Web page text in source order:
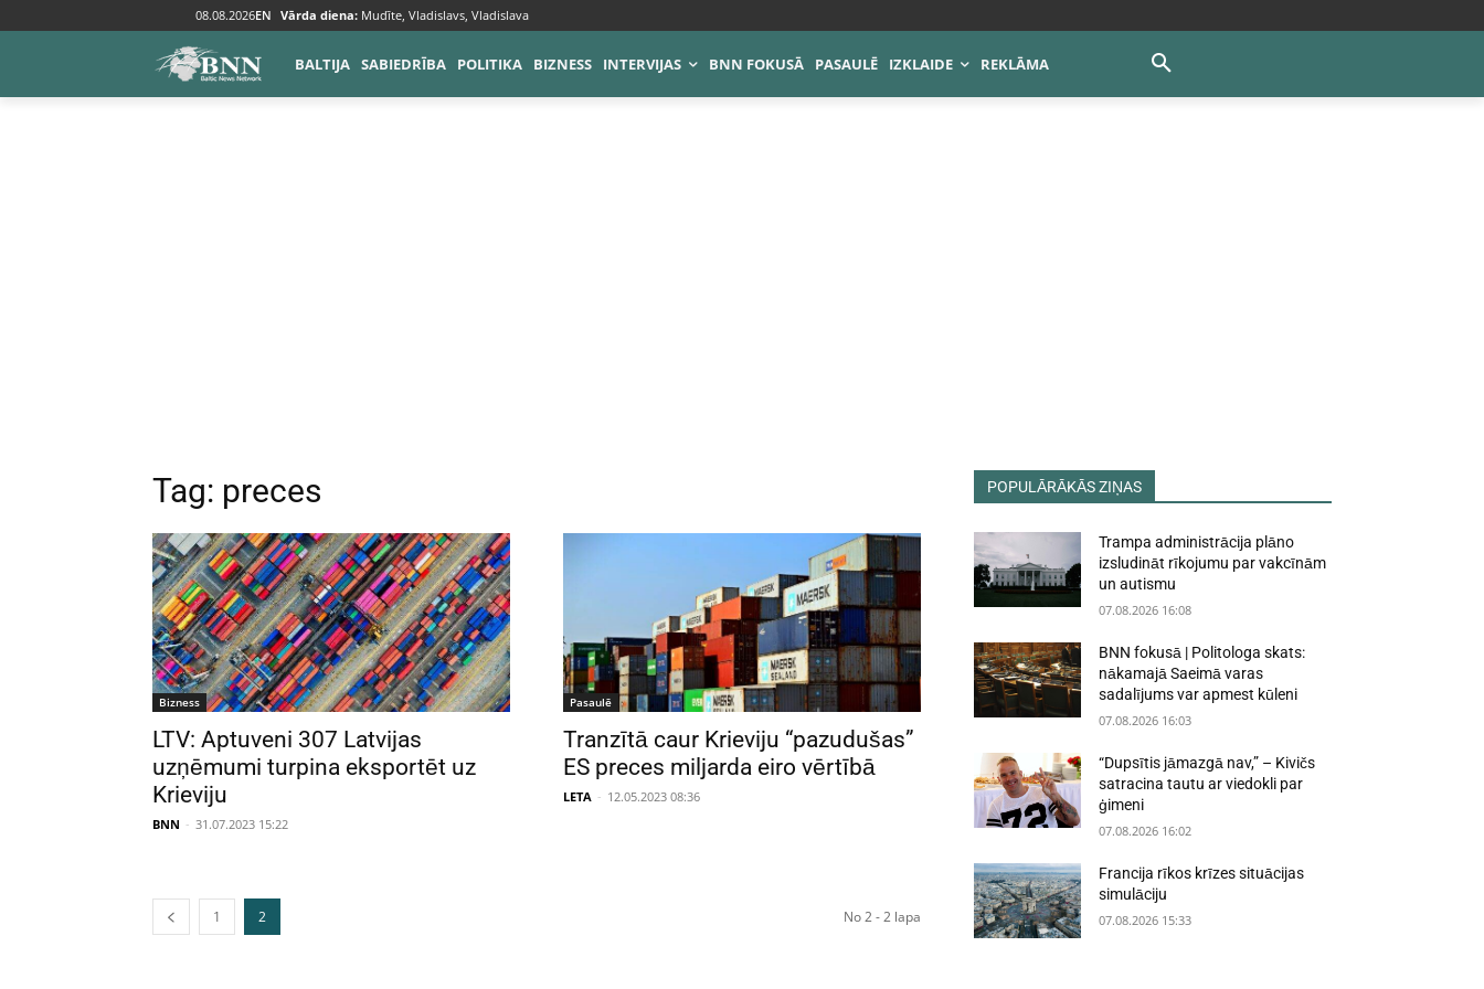
08.08.2026EN Vārda diena: Mudīte, Vladislavs, Vladislava
BALTIJA SABIEDRĪBA POLITIKA BIZNESS INTERVIJAS BNN FOKUSĀ PASAULĒ IZKLAIDE REKLĀMA
Tags Preces
Tag: preces
Bizness
LTV: Aptuveni 307 Latvijas
uzņēmumi turpina eksportēt uz
Krieviju
BNN - 31.07.2023 15:22
Pasaulē
Tranzītā caur Krieviju “pazudušas”
ES preces miljarda eiro vērtībā
LETA - 12.05.2023 08:36
1 2 No 2 - 2 lapa
POPULĀRĀKĀS ZIŅAS
Trampa administrācija plāno
izsludināt rīkojumu par vakcīnām
un autismu
07.08.2026 16:08
BNN fokusā | Politologa skats:
nākamajā Saeimā varas
sadalījums var apmest kūleni
07.08.2026 16:03
“Dupsītis jāmazgā nav,” – Kivičs
satracina tautu ar viedokli par
ģimeni
07.08.2026 16:02
Francija rīkos krīzes situācijas
simulāciju
07.08.2026 15:33